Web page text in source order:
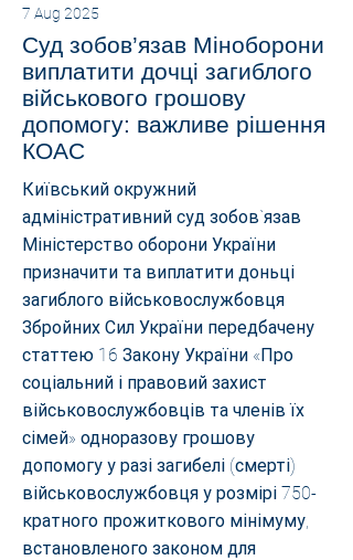
7 Aug 2025
Суд зобов’язав Міноборони
виплатити дочці загиблого
військового грошову
допомогу: важливе рішення
КОАС
Київський окружний
адміністративний суд зобов`язав
Міністерство оборони України
призначити та виплатити доньці
загиблого військовослужбовця
Збройних Сил України передбачену
статтею 16 Закону України «Про
соціальний і правовий захист
військовослужбовців та членів їх
сімей» одноразову грошову
допомогу у разі загибелі (смерті)
військовослужбовця у розмірі 750-
кратного прожиткового мінімуму,
встановленого законом для